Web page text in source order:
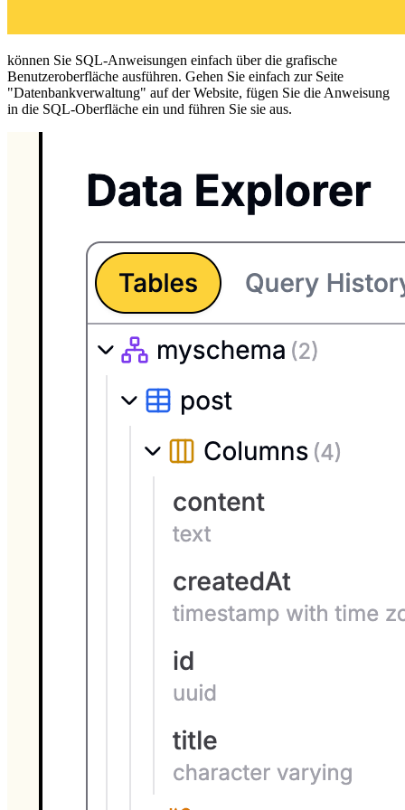
können Sie SQL-Anweisungen einfach über die grafische
Benutzeroberfläche ausführen. Gehen Sie einfach zur Seite
"Datenbankverwaltung" auf der Website, fügen Sie die Anweisung
in die SQL-Oberfläche ein und führen Sie sie aus.